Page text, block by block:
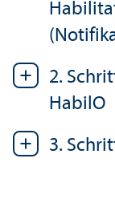
2.
HabilO
3.